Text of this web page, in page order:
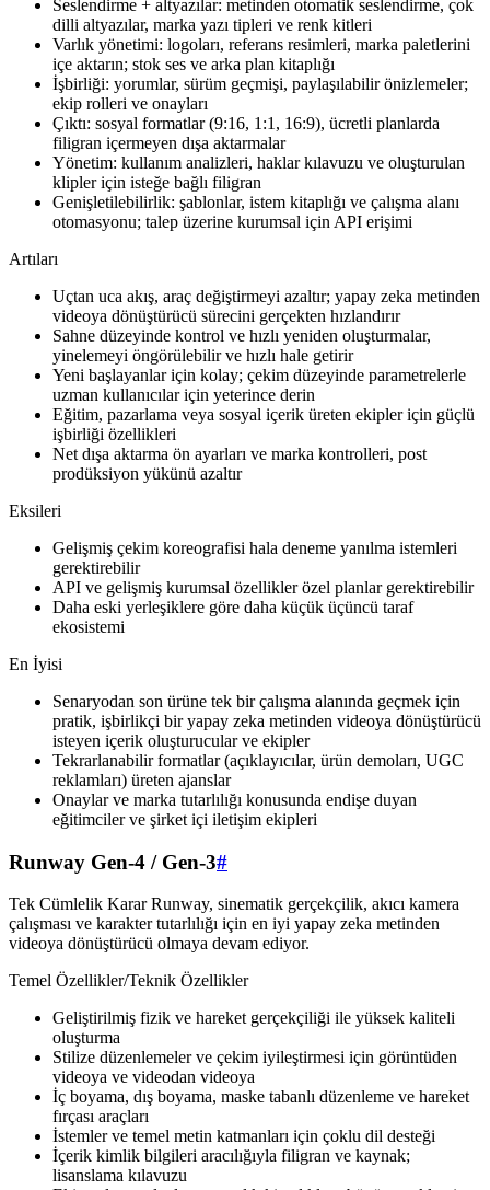
Seslendirme + altyazılar: metinden otomatik seslendirme, çok
dilli altyazılar, marka yazı tipleri ve renk kitleri
Varlık yönetimi: logoları, referans resimleri, marka paletlerini
içe aktarın; stok ses ve arka plan kitaplığı
İşbirliği: yorumlar, sürüm geçmişi, paylaşılabilir önizlemeler;
ekip rolleri ve onayları
Çıktı: sosyal formatlar (9:16, 1:1, 16:9), ücretli planlarda
filigran içermeyen dışa aktarmalar
Yönetim: kullanım analizleri, haklar kılavuzu ve oluşturulan
klipler için isteğe bağlı filigran
Genişletilebilirlik: şablonlar, istem kitaplığı ve çalışma alanı
otomasyonu; talep üzerine kurumsal için API erişimi
Artıları
Uçtan uca akış, araç değiştirmeyi azaltır; yapay zeka metinden
videoya dönüştürücü sürecini gerçekten hızlandırır
Sahne düzeyinde kontrol ve hızlı yeniden oluşturmalar,
yinelemeyi öngörülebilir ve hızlı hale getirir
Yeni başlayanlar için kolay; çekim düzeyinde parametrelerle
uzman kullanıcılar için yeterince derin
Eğitim, pazarlama veya sosyal içerik üreten ekipler için güçlü
işbirliği özellikleri
Net dışa aktarma ön ayarları ve marka kontrolleri, post
prodüksiyon yükünü azaltır
Eksileri
Gelişmiş çekim koreografisi hala deneme yanılma istemleri
gerektirebilir
API ve gelişmiş kurumsal özellikler özel planlar gerektirebilir
Daha eski yerleşiklere göre daha küçük üçüncü taraf
ekosistemi
En İyisi
Senaryodan son ürüne tek bir çalışma alanında geçmek için
pratik, işbirlikçi bir yapay zeka metinden videoya dönüştürücü
isteyen içerik oluşturucular ve ekipler
Tekrarlanabilir formatlar (açıklayıcılar, ürün demoları, UGC
reklamları) üreten ajanslar
Onaylar ve marka tutarlılığı konusunda endişe duyan
eğitimciler ve şirket içi iletişim ekipleri
Runway Gen-4 / Gen-3#
Tek Cümlelik Karar Runway, sinematik gerçekçilik, akıcı kamera
çalışması ve karakter tutarlılığı için en iyi yapay zeka metinden
videoya dönüştürücü olmaya devam ediyor.
Temel Özellikler/Teknik Özellikler
Geliştirilmiş fizik ve hareket gerçekçiliği ile yüksek kaliteli
oluşturma
Stilize düzenlemeler ve çekim iyileştirmesi için görüntüden
videoya ve videodan videoya
İç boyama, dış boyama, maske tabanlı düzenleme ve hareket
fırçası araçları
İstemler ve temel metin katmanları için çoklu dil desteği
İçerik kimlik bilgileri aracılığıyla filigran ve kaynak;
lisanslama kılavuzu